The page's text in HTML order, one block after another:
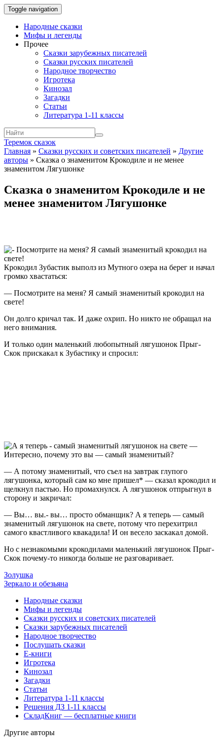
Toggle navigation
Народные сказки
Мифы и легенды
Прочее
Сказки зарубежных писателей
Сказки русских писателей
Народное творчество
Игротека
Кинозал
Загадки
Статьи
Литература 1-11 классы
Теремок сказок
Главная » Сказки русских и советских писателей » Другие
авторы » Сказка о знаменитом Крокодиле и не менее
знаменитом Лягушонке
Сказка о знаменитом Крокодиле и не
менее знаменитом Лягушонке
Крокодил Зубастик выполз из Мутного озера на берег и начал
громко хвастаться:
— Посмотрите на меня? Я самый знаменитый крокодил на
свете!
Он долго кричал так. И даже охрип. Но никто не обращал на
него внимания.
И только один маленький любопытный лягушонок Прыг-
Скок прискакал к Зубастику и спросил:
—
Интересно, почему это вы — самый знаменитый?
— А потому знаменитый, что съел на завтрак глупого
лягушонка, который сам ко мне пришел* — сказал крокодил и
щелкнул пастью. Но промахнулся. А лягушонок отпрыгнул в
сторону и закричал:
— Вы… вы.- вы… просто обманщик? А я теперь — самый
знаменитый лягушонок на свете, потому что перехитрил
самого квастливого квакадила! И он весело заскакал домой.
Но с незнакомыми крокодилами маленький лягушонок Прыг-
Скок почему-то никогда больше не разговаривает.
Золушка
Зеркало и обезьяна
Народные сказки
Мифы и легенды
Сказки русских и советских писателей
Сказки зарубежных писателей
Народное творчество
Послушать сказки
Е-книги
Игротека
Кинозал
Загадки
Статьи
Литература 1-11 классы
Решения ДЗ 1-11 классы
СкладКниг — бесплатные книги
Другие авторы